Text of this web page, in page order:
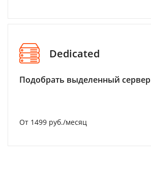
Dedicated
Подобрать выделенный сервер
От 1499 руб./месяц